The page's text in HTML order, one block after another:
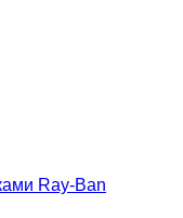
Ray-Ban